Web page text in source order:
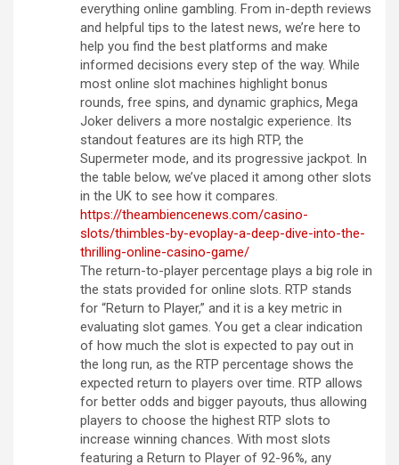
everything online gambling. From in-depth reviews
and helpful tips to the latest news, we’re here to
help you find the best platforms and make
informed decisions every step of the way. While
most online slot machines highlight bonus
rounds, free spins, and dynamic graphics, Mega
Joker delivers a more nostalgic experience. Its
standout features are its high RTP, the
Supermeter mode, and its progressive jackpot. In
the table below, we’ve placed it among other slots
in the UK to see how it compares.
https://theambiencenews.com/casino-
slots/thimbles-by-evoplay-a-deep-dive-into-the-
thrilling-online-casino-game/
The return-to-player percentage plays a big role in
the stats provided for online slots. RTP stands
for “Return to Player,” and it is a key metric in
evaluating slot games. You get a clear indication
of how much the slot is expected to pay out in
the long run, as the RTP percentage shows the
expected return to players over time. RTP allows
for better odds and bigger payouts, thus allowing
players to choose the highest RTP slots to
increase winning chances. With most slots
featuring a Return to Player of 92-96%, any